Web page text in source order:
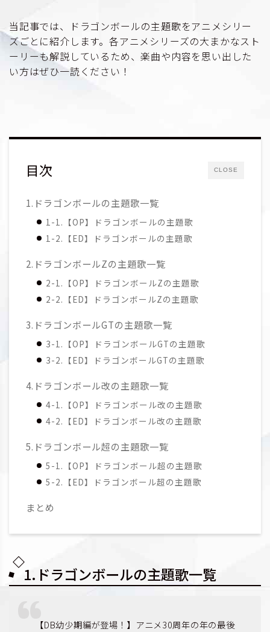
当記事では、ドラゴンボールの主題歌をアニメシリー
ズごとに紹介します。各アニメシリーズの大まかなスト
ーリーも解説しているため、楽曲や内容を思い出した
い方はぜひ一読ください！
CLOSE
目次
1.ドラゴンボールの主題歌一覧
1-1.【OP】ドラゴンボールの主題歌
1-2.【ED】ドラゴンボールの主題歌
2.ドラゴンボールZの主題歌一覧
2-1.【OP】ドラゴンボールZの主題歌
2-2.【ED】ドラゴンボールZの主題歌
3.ドラゴンボールGTの主題歌一覧
3-1.【OP】ドラゴンボールGTの主題歌
3-2.【ED】ドラゴンボールGTの主題歌
4.ドラゴンボール改の主題歌一覧
4-1.【OP】ドラゴンボール改の主題歌
4-2.【ED】ドラゴンボール改の主題歌
5.ドラゴンボール超の主題歌一覧
5-1.【OP】ドラゴンボール超の主題歌
5-2.【ED】ドラゴンボール超の主題歌
まとめ
1.ドラゴンボールの主題歌一覧
【DB幼少期編が登場！】アニメ30周年の年の最後